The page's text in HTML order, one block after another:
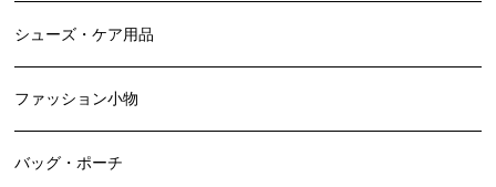
シューズ・ケア用品
ファッション小物
バッグ・ポーチ